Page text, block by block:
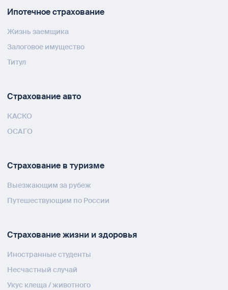
Ипотечное страхование
Жизнь заемщика
Залоговое имущество
Титул
Страхование авто
КАСКО
ОСАГО
Страхование в туризме
Выезжающим за рубеж
Путешествующим по России
Страхование жизни и здоровья
Иностранные студенты
Несчастный случай
Укус клеща / животного